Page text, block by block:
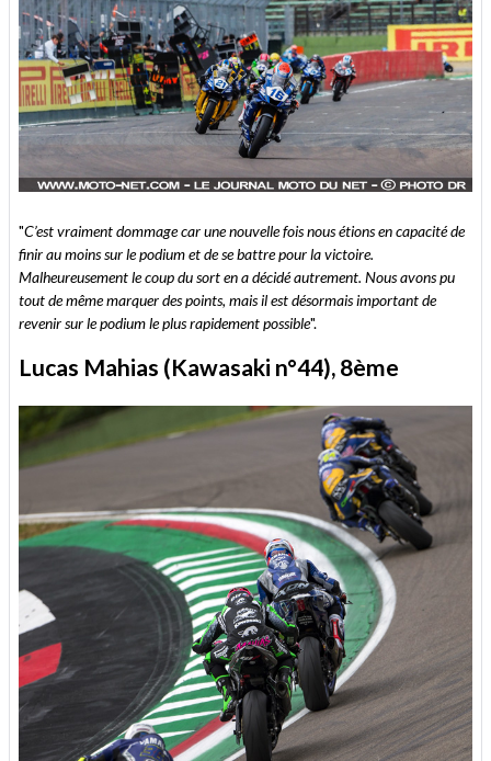
"C’est vraiment dommage car une nouvelle fois nous étions en capacité de
finir au moins sur le podium et de se battre pour la victoire.
Malheureusement le coup du sort en a décidé autrement. Nous avons pu
tout de même marquer des points, mais il est désormais important de
revenir sur le podium le plus rapidement possible".
Lucas Mahias (Kawasaki n°44), 8ème